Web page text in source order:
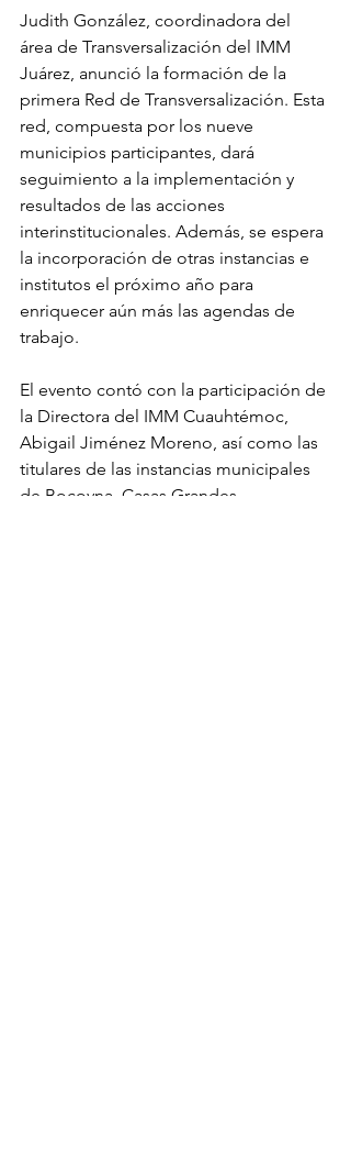
Judith González, coordinadora del
área de Transversalización del IMM
Juárez, anunció la formación de la
primera Red de Transversalización. Esta
red, compuesta por los nueve
municipios participantes, dará
seguimiento a la implementación y
resultados de las acciones
interinstitucionales. Además, se espera
la incorporación de otras instancias e
institutos el próximo año para
enriquecer aún más las agendas de
trabajo.
El evento contó con la participación de
la Directora del IMM Cuauhtémoc,
Abigail Jiménez Moreno, así como las
titulares de las instancias municipales
de Bocoyna, Casas Grandes,